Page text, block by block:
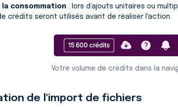
la consommation : lors d’ajouts unitaires ou
crédits seront utilisés avant de réaliser l'action.
Votre volume de crédits dans la
de l'import de fichiers